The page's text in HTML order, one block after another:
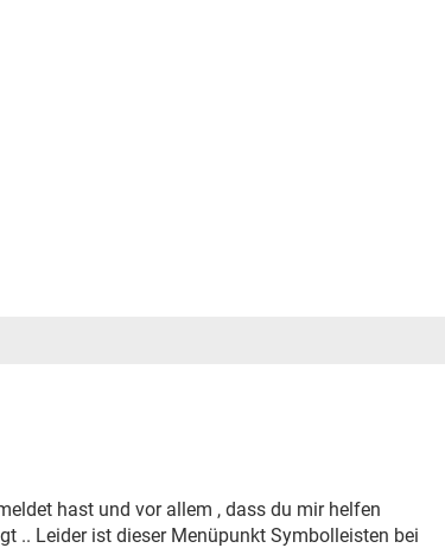
hast und vor allem , dass du mir helfen
.. Leider ist dieser Menüpunkt Symbolleisten bei